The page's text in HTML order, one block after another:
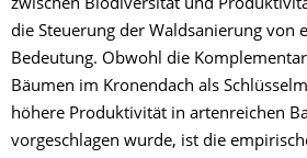
zwischen Biodiversität und
die Steuerung der Waldsanierung von
Bedeutung. Obwohl die
Bäumen im Kronendach als
höhere Produktivität in artenreichen
vorgeschlagen wurde, ist die